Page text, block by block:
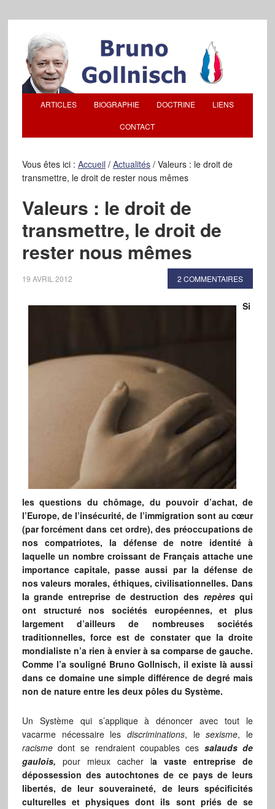
ARTICLES BIOGRAPHIE DOCTRINE LIENS
CONTACT
Vous êtes ici : Accueil / Actualités /Valeurs : le droit de
transmettre, le droit de rester nous mêmes
Valeurs : le droit de
transmettre, le droit de
rester nous mêmes
19 AVRIL 2012 2 COMMENTAIRES
Si
les questions du chômage, du pouvoir d’achat, de
l’Europe, de l’insécurité, de l’immigration sont au cœur
(par forcément dans cet ordre), des préoccupations de
nos compatriotes, la défense de notre identité à
laquelle un nombre croissant de Français attache une
importance capitale, passe aussi par la défense de
nos valeurs morales, éthiques, civilisationnelles. Dans
la grande entreprise de destruction des repèresqui
ont structuré nos sociétés européennes, et plus
largement d’ailleurs de nombreuses sociétés
traditionnelles, force est de constater que la droite
mondialiste n’a rien à envier à sa comparse de gauche.
Comme l’a souligné Bruno Gollnisch, il existe là aussi
dans ce domaine une simple différence de degré mais
non de nature entre les deux pôles du Système.
Un Système qui s’applique à dénoncer avec tout le
vacarme nécessaire les discriminations, lesexisme, le
racismedont se rendraient coupables ces salauds de
gaulois, pour mieux cacher la vaste entreprise de
dépossession des autochtones de ce pays de leurs
libertés, de leur souveraineté, de leurs spécificités
culturelles et physiques dont ils sont priés de se